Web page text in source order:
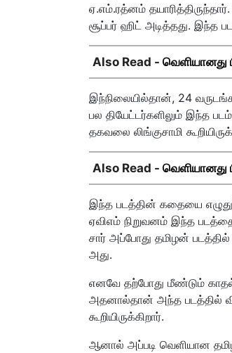
ஏ.எம்.ரத்னம்
சூப்பர் ஹிட் அடித்தது. இந்த
Also Read - வெளியானது
இந்நிலையில்தான், 24
பல தியேட்டர்களிலும் இந்த
தகவலை லிங்குசாமி
Also Read - வெளியானது
இந்த படத்தின் கதையை
ஏவிஎம் நிறுவனம் இந்த
சார் அப்போது தமிழன்
அது.
எனவே தற்போது மீண்டும்
அதனால்தான் அந்த படத்தில்
கூறியிருக்கிறார்.
ஆனால் அப்படி வெளியான